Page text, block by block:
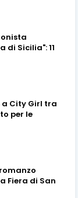
di Sicilia": 11
a City Girl tra
per le
Fiera di San